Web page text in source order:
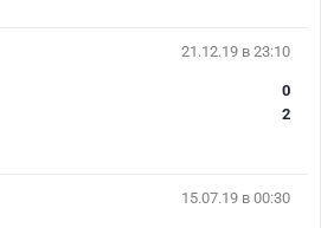
21.12.19 в 23:10
0
2
15.07.19 в 00:30